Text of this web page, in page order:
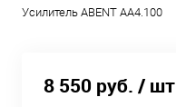
Усилитель ABENT AA4.100
8 550 руб. / шт